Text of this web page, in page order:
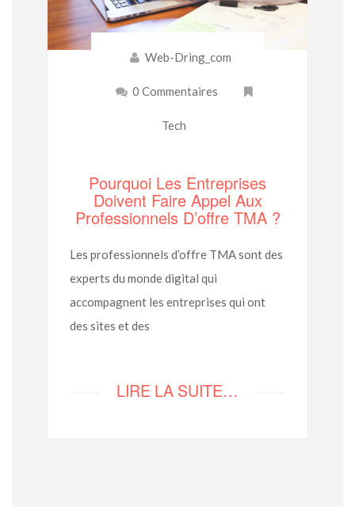
Web-Dring_com
0 Commentaires
Tech
Pourquoi Les Entreprises
Doivent Faire Appel Aux
Professionnels D’offre TMA ?
Les professionnels d’offre TMA sont des
experts du monde digital qui
accompagnent les entreprises qui ont
des sites et des
LIRE LA SUITE…